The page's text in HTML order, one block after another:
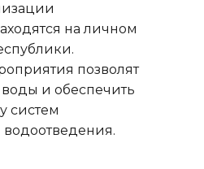
на личном
позволят
и обеспечить
систем